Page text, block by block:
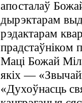
апосталаў
дырэктарам
рэдактарам
прадстаўніком
Маці Божай
якіх —
«Духоўнасць